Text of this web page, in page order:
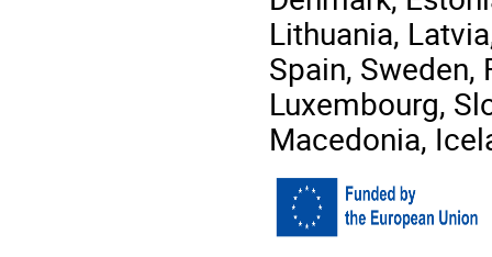
Lithuania,
Spain, Sweden,
Luxembourg,
Macedonia,